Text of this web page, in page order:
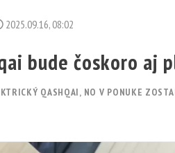
2025.09.16, 08:02
bude čoskoro
QASHQAI, NO V PONUKE